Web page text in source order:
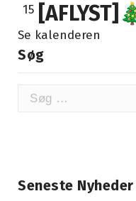
15
Se kalenderen
Søg
Søg
Seneste Nyheder